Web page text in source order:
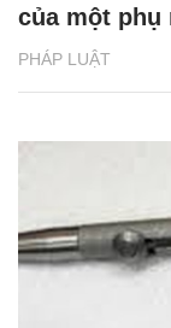
PHÁP LUẬT
của một phụ